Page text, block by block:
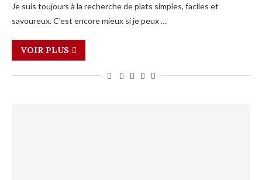
Je suis toujours à la recherche de plats simples, faciles et
savoureux. C’est encore mieux si je peux …
VOIR PLUS